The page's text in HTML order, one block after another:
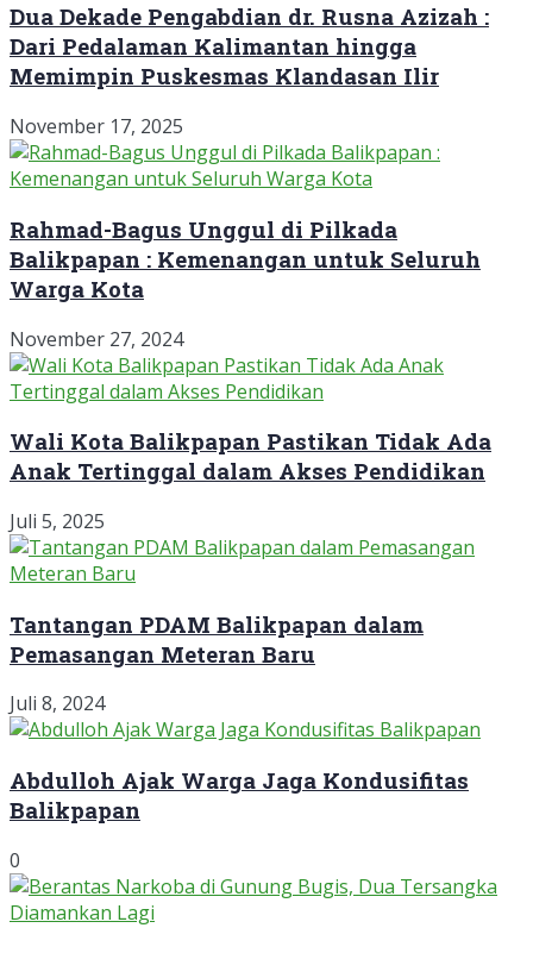
Dua Dekade Pengabdian dr. Rusna Azizah :
Dari Pedalaman Kalimantan hingga
Memimpin Puskesmas Klandasan Ilir
November 17, 2025
Rahmad-Bagus Unggul di Pilkada
Balikpapan : Kemenangan untuk Seluruh
Warga Kota
November 27, 2024
Wali Kota Balikpapan Pastikan Tidak Ada
Anak Tertinggal dalam Akses Pendidikan
Juli 5, 2025
Tantangan PDAM Balikpapan dalam
Pemasangan Meteran Baru
Juli 8, 2024
Abdulloh Ajak Warga Jaga Kondusifitas
Balikpapan
0